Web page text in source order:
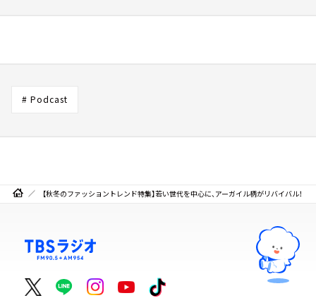
# Podcast
【秋冬のファッショントレンド特集】若い世代を中心に、アーガイル柄がリバイバル！